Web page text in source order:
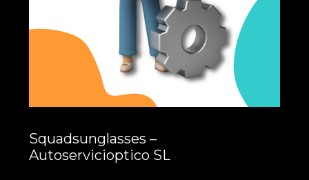
Squadsunglasses –
Autoservicioptico SL